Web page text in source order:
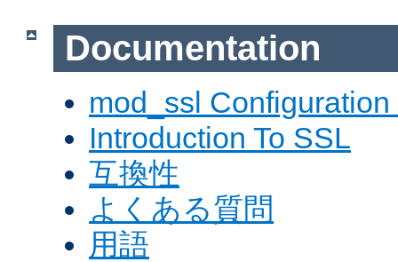
Documentation
mod_ssl Configuration
Introduction To SSL
互換性
よくある質問
用語